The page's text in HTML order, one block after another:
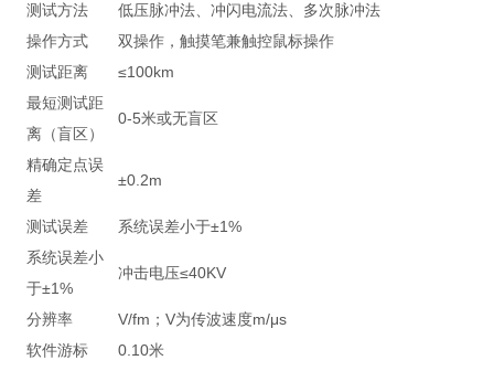
测试方法
低压脉冲法、冲闪电流法、多次脉冲法
操作方式
双操作，触摸笔兼触控鼠标操作
测试距离
≤100km
最短测试距
离（盲区）
0-5米或无盲区
精确定点误
差
±0.2m
测试误差
系统误差小于±1%
系统误差小
于±1%
冲击电压≤40KV
分辨率
V/fm；V为传波速度m/μs
软件游标
0.10米